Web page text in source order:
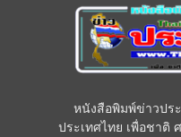
หนังสือพิมพ์ข่าวปร
ประเทศไทย เพื่อชา